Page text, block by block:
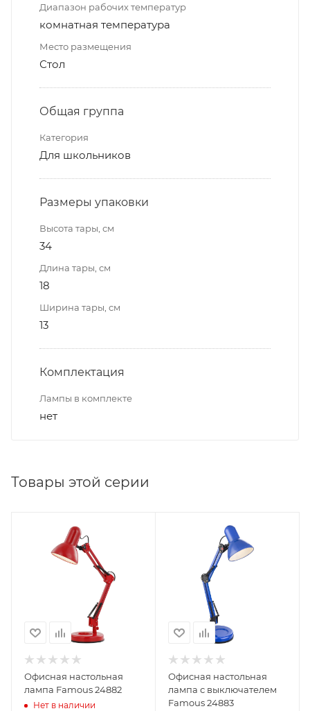
Диапазон рабочих температур
комнатная температура
Место размещения
Стол
Общая группа
Категория
Для школьников
Размеры упаковки
Высота тары, см
34
Длина тары, см
18
Ширина тары, см
13
Комплектация
Лампы в комплекте
нет
Товары этой серии
Офисная настольная
лампа Famous 24882
Нет в наличии
Офисная настольная
лампа с выключателем
Famous 24883